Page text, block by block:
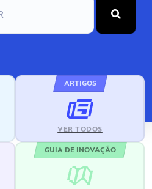
ARTIGOS
VER TODOS
GUIA DE INOVAÇÃO